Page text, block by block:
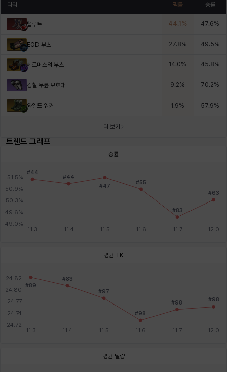
다리 픽률 승률
탭루트 44.1 % 47.6%
EOD 부츠 27.8% 49.5%
헤르메스의 부츠 14.0% 45.8%
강철 무릎 보호대 9.2% 70.2%
와일드 워커 1.9% 57.9%
더 보기
트렌드 그래프
승률
평균 TK
평균 딜량